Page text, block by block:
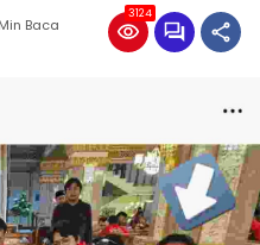
Baca
3124